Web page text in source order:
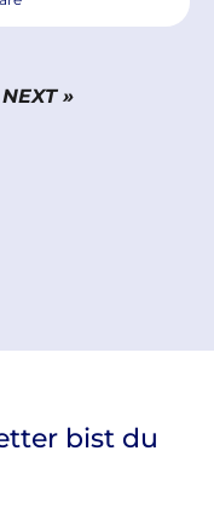
NEXT »
bist du